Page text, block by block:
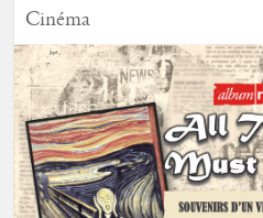
Cinéma